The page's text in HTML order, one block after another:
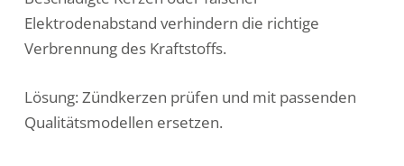
Elektrodenabstand verhindern die richtige
Verbrennung des Kraftstoffs.
Lösung: Zündkerzen prüfen und mit passenden
Qualitätsmodellen ersetzen.